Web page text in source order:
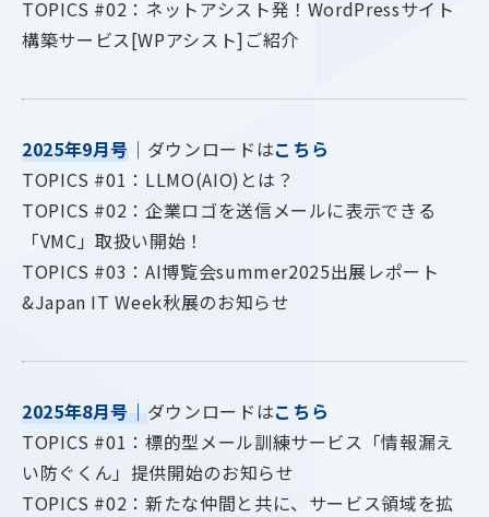
TOPICS #02：ネットアシスト発！WordPressサイト
構築サービス[WPアシスト]ご紹介
2025年9月号 ｜ダウンロードはこちら
TOPICS #01：LLMO(AIO)とは？
TOPICS #02：企業ロゴを送信メールに表示できる
「VMC」取扱い開始！
TOPICS #03：AI博覧会summer2025出展レポート
&Japan IT Week秋展のお知らせ
2025年8月号 ｜ ダウンロードはこちら
TOPICS #01：標的型メール訓練サービス「情報漏え
い防ぐくん」提供開始のお知らせ
TOPICS #02：新たな仲間と共に、サービス領域を拡